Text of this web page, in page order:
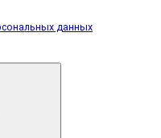
данных